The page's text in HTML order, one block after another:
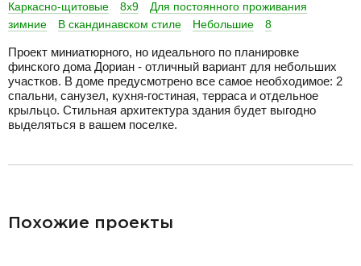
Каркасно-щитовые 8х9
Для постоянного проживания
зимние
В скандинавском стиле Небольшие 8
Проект миниатюрного, но идеального по планировке
финского дома Дориан - отличный вариант для небольших
участков. В доме предусмотрено все самое необходимое: 2
спальни, санузел, кухня-гостиная, терраса и отдельное
крыльцо. Стильная архитектура здания будет выгодно
выделяться в вашем поселке.
Похожие проекты